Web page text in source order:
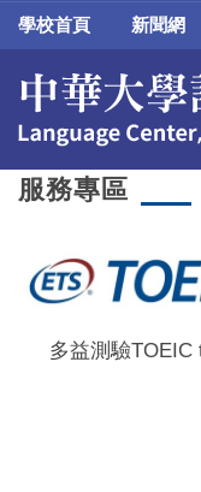
跳
要
容
區
學校首頁 新聞網
服務專區
多益測驗TOEIC